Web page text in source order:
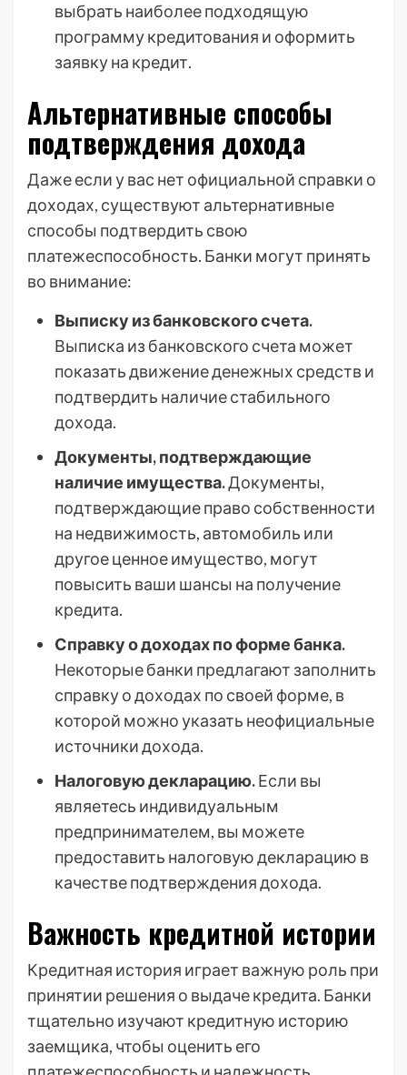
выбрать наиболее подходящую
программу кредитования и оформить
заявку на кредит.
Альтернативные способы
подтверждения дохода
Даже если у вас нет официальной справки о
доходах, существуют альтернативные
способы подтвердить свою
платежеспособность. Банки могут принять
во внимание:
Выписку из банковского счета.
Выписка из банковского счета может
показать движение денежных средств и
подтвердить наличие стабильного
дохода.
Документы, подтверждающие
наличие имущества.Документы,
подтверждающие право собственности
на недвижимость, автомобиль или
другое ценное имущество, могут
повысить ваши шансы на получение
кредита.
Справку о доходах по форме банка.
Некоторые банки предлагают заполнить
справку о доходах по своей форме, в
которой можно указать неофициальные
источники дохода.
Налоговую декларацию.Если вы
являетесь индивидуальным
предпринимателем, вы можете
предоставить налоговую декларацию в
качестве подтверждения дохода.
Важность кредитной истории
Кредитная история играет важную роль при
принятии решения о выдаче кредита. Банки
тщательно изучают кредитную историю
заемщика, чтобы оценить его